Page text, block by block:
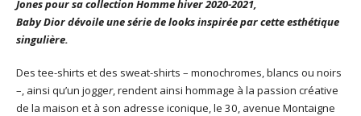
Jones pour sa collection Homme hiver 2020-2021,
Baby Dior dévoile une série de looks inspirée par cette esthétique
singulière.
Des tee-shirts et des sweat-shirts – monochromes, blancs ou noirs
–, ainsi qu’un jogger, rendent ainsi hommage à la passion créative
de la maison et à son adresse iconique, le 30, avenue Montaigne